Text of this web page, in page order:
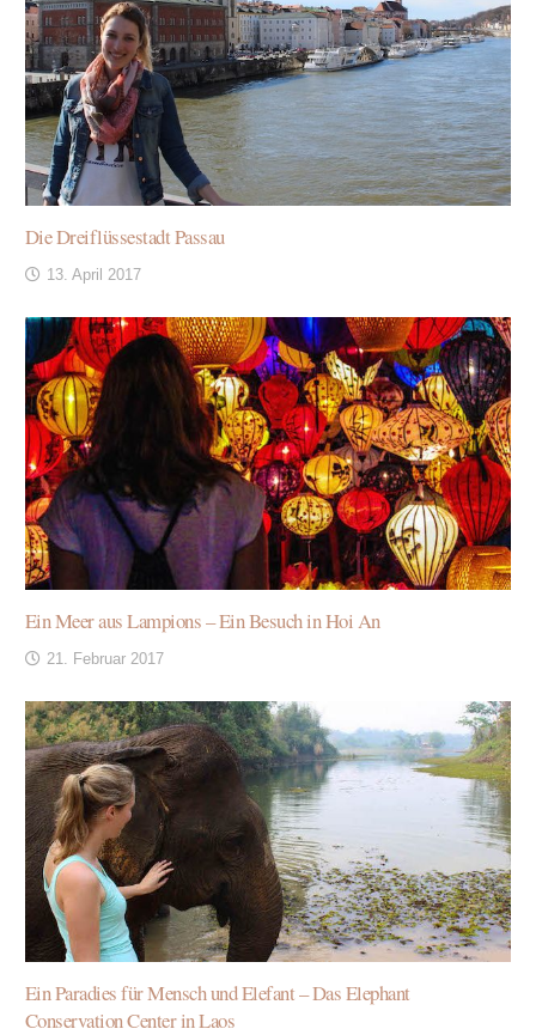
Die Dreiflüssestadt Passau
13. April 2017
Ein Meer aus Lampions – Ein Besuch in Hoi An
21. Februar 2017
Ein Paradies für Mensch und Elefant – Das Elephant
Conservation Center in Laos